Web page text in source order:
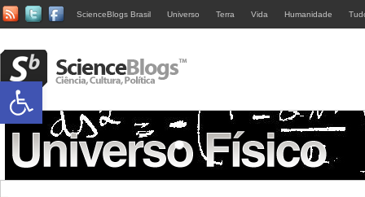
ScienceBlogs Brasil Universo Terra Vida Humanidade
Abrir a barra de ferramentas